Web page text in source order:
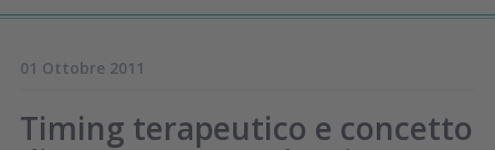
01 Ottobre 2011
Timing terapeutico e concetto